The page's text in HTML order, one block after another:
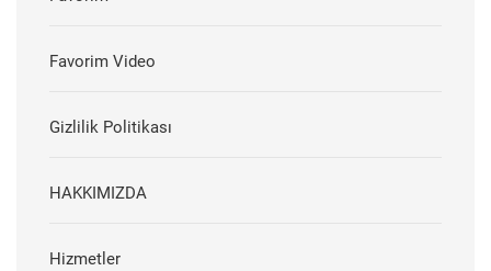
Favorim Video
Gizlilik Politikası
HAKKIMIZDA
Hizmetler